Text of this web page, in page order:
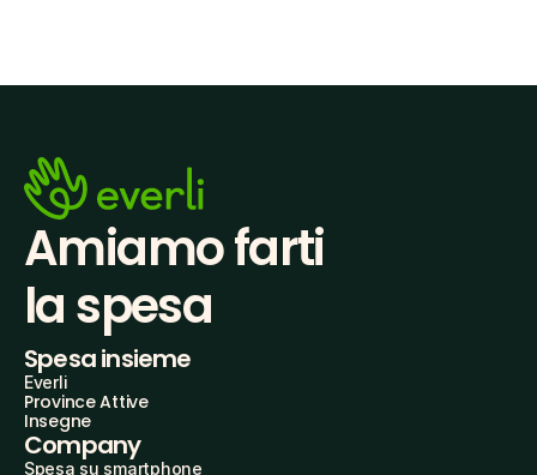
Amiamo farti
la spesa
Spesa insieme
Everli
Province Attive
Insegne
Company
Spesa su smartphone